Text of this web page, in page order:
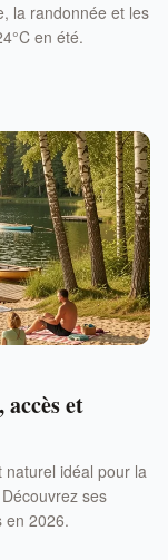
la randonnée et les
en été.
et
idéal pour la
ses
en 2026.